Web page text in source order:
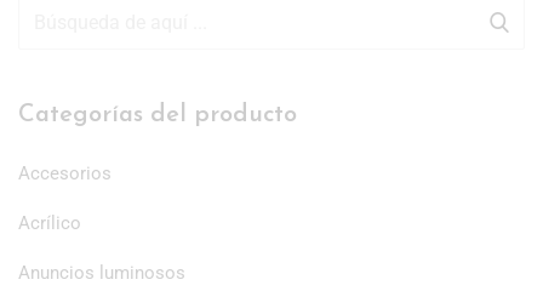
Categorías del producto
Accesorios
Acrílico
Anuncios luminosos